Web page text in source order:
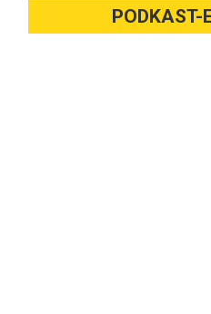
PODKAST-